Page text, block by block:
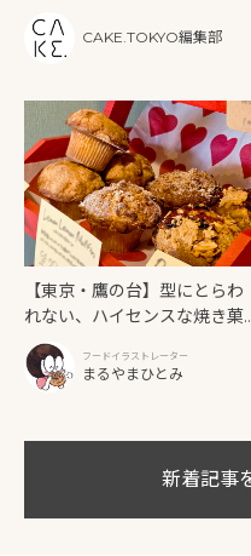
CAKE.TOKYO編集部
【東京・鷹の台】型にとらわ
れない、ハイセンスな焼き菓
子「SUN3C（サンサンク）」
フードイラストレーター
まるやまひとみ
新着記事